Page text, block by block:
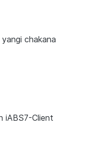
chakana
iABS7-Client